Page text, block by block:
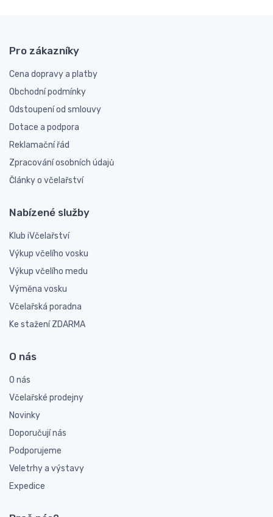
Pro zákazníky
Cena dopravy a platby
Obchodní podmínky
Odstoupení od smlouvy
Dotace a podpora
Reklamační řád
Zpracování osobních údajů
Články o včelařství
Nabízené služby
Klub iVčelařství
Výkup včelího vosku
Výkup včelího medu
Výměna vosku
Včelařská poradna
Ke stažení ZDARMA
O nás
O nás
Včelařské prodejny
Novinky
Doporučují nás
Podporujeme
Veletrhy a výstavy
Expedice